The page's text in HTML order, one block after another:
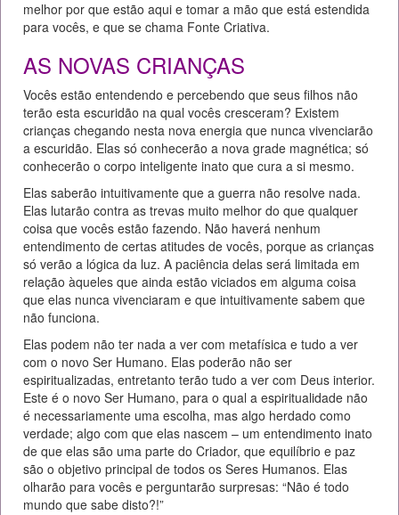
melhor por que estão aqui e tomar a mão que está estendida
para vocês, e que se chama Fonte Criativa.
AS NOVAS CRIANÇAS
Vocês estão entendendo e percebendo que seus filhos não
terão esta escuridão na qual vocês cresceram? Existem
crianças chegando nesta nova energia que nunca vivenciarão
a escuridão. Elas só conhecerão a nova grade magnética; só
conhecerão o corpo inteligente inato que cura a si mesmo.
Elas saberão intuitivamente que a guerra não resolve nada.
Elas lutarão contra as trevas muito melhor do que qualquer
coisa que vocês estão fazendo. Não haverá nenhum
entendimento de certas atitudes de vocês, porque as crianças
só verão a lógica da luz. A paciência delas será limitada em
relação àqueles que ainda estão viciados em alguma coisa
que elas nunca vivenciaram e que intuitivamente sabem que
não funciona.
Elas podem não ter nada a ver com metafísica e tudo a ver
com o novo Ser Humano. Elas poderão não ser
espiritualizadas, entretanto terão tudo a ver com Deus interior.
Este é o novo Ser Humano, para o qual a espiritualidade não
é necessariamente uma escolha, mas algo herdado como
verdade; algo com que elas nascem – um entendimento inato
de que elas são uma parte do Criador, que equilíbrio e paz
são o objetivo principal de todos os Seres Humanos. Elas
olharão para vocês e perguntarão surpresas: “Não é todo
mundo que sabe disto?!”